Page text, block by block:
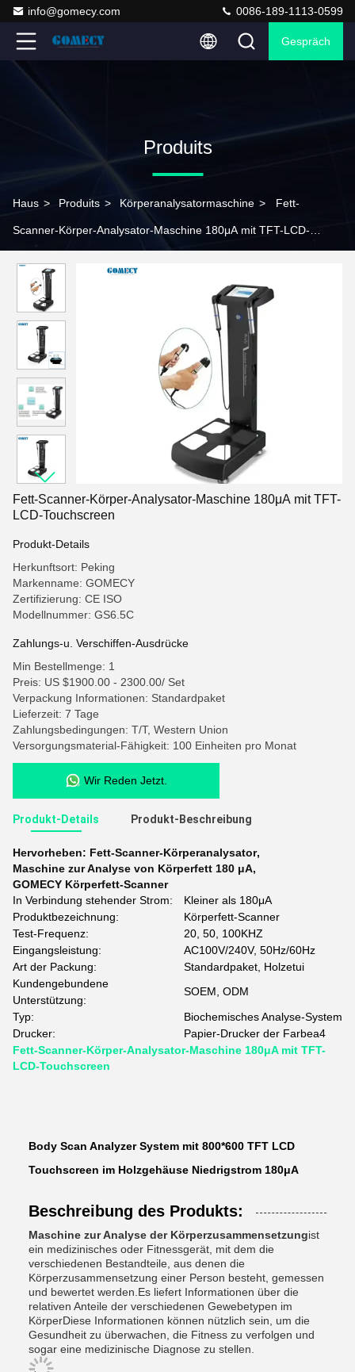
info@gomecy.com 0086-189-1113-0599
Gespräch
Produits
Haus > Produits > Körperanalysatormaschine > Fett-
Scanner-Körper-Analysator-Maschine 180μA mit TFT-LCD-
Fett-Scanner-Körper-Analysator-Maschine 180μA mit TFT-
LCD-Touchscreen
Produkt-Details
Herkunftsort: Peking
Markenname: GOMECY
Zertifizierung: CE ISO
Modellnummer: GS6.5C
Zahlungs-u. Verschiffen-Ausdrücke
Min Bestellmenge: 1
Preis: US $1900.00 - 2300.00/ Set
Verpackung Informationen: Standardpaket
Lieferzeit: 7 Tage
Zahlungsbedingungen: T/T, Western Union
Versorgungsmaterial-Fähigkeit: 100 Einheiten pro Monat
Wir Reden Jetzt.
Produkt-Details Produkt-Beschreibung
Hervorheben: Fett-Scanner-Körperanalysator,
Maschine zur Analyse von Körperfett 180 μA,
GOMECY Körperfett-Scanner
In Verbindung stehender Strom:
Kleiner als 180μA
Produktbezeichnung:
Körperfett-Scanner
Test-Frequenz:
20, 50, 100KHZ
Eingangsleistung:
AC100V/240V, 50Hz/60Hz
Art der Packung:
Standardpaket, Holzetui
Kundengebundene
Unterstützung:
SOEM, ODM
Typ:
Biochemisches Analyse-System
Drucker:
Papier-Drucker der Farbea4
Fett-Scanner-Körper-Analysator-Maschine 180μA mit TFT-
LCD-Touchscreen
Body Scan Analyzer System mit 800*600 TFT LCD
Touchscreen im Holzgehäuse Niedrigstrom 180μA
Beschreibung des Produkts:
Maschine zur Analyse der Körperzusammensetzungist
ein medizinisches oder Fitnessgerät, mit dem die
verschiedenen Bestandteile, aus denen die
Körperzusammensetzung einer Person besteht, gemessen
und bewertet werden.Es liefert Informationen über die
relativen Anteile der verschiedenen Gewebetypen im
KörperDiese Informationen können nützlich sein, um die
Gesundheit zu überwachen, die Fitness zu verfolgen und
sogar eine medizinische Diagnose zu stellen.